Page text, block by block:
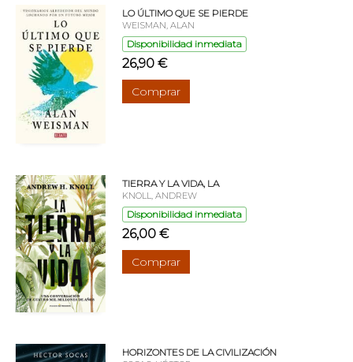
LO ÚLTIMO QUE SE PIERDE
WEISMAN, ALAN
Disponibilidad inmediata
26,90 €
Comprar
TIERRA Y LA VIDA, LA
KNOLL, ANDREW
Disponibilidad inmediata
26,00 €
Comprar
HORIZONTES DE LA CIVILIZACIÓN